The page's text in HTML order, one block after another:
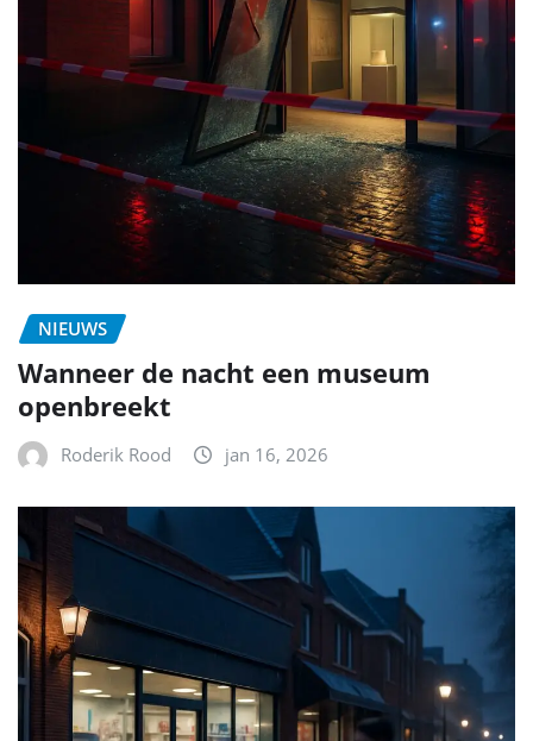
NIEUWS
Wanneer de nacht een museum
openbreekt
Roderik Rood jan 16, 2026